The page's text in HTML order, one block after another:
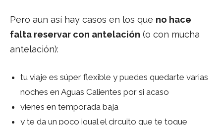
Pero aun así hay casos en los que no hace
falta reservar con antelación (o con mucha
antelación):
tu viaje es súper flexible y puedes quedarte varias
noches en Aguas Calientes por si acaso
vienes en temporada baja
y te da un poco igual el circuito que te toque